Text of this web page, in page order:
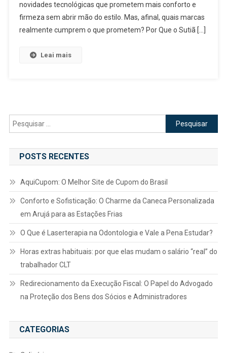
novidades tecnológicas que prometem mais conforto e
firmeza sem abrir mão do estilo. Mas, afinal, quais marcas
realmente cumprem o que prometem? Por Que o Sutiã […]
Leai mais
Pesquisar
por:
POSTS RECENTES
AquiCupom: O Melhor Site de Cupom do Brasil
Conforto e Sofisticação: O Charme da Caneca Personalizada
em Arujá para as Estações Frias
O Que é Laserterapia na Odontologia e Vale a Pena Estudar?
Horas extras habituais: por que elas mudam o salário “real” do
trabalhador CLT
Redirecionamento da Execução Fiscal: O Papel do Advogado
na Proteção dos Bens dos Sócios e Administradores
CATEGORIAS